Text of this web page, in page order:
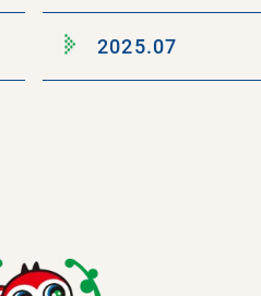
2025.07